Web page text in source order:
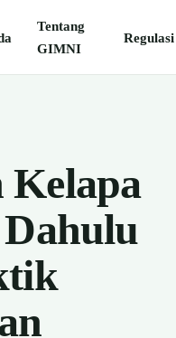
Tentang
GIMNI
Regulasi
Kelapa